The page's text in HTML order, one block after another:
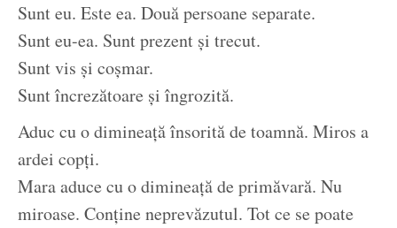
Sunt eu. Este ea. Două persoane separate.
Sunt eu-ea. Sunt prezent și trecut.
Sunt vis și coșmar.
Sunt încrezătoare și îngrozită.
Aduc cu o dimineață însorită de toamnă. Miros a
ardei copți.
Mara aduce cu o dimineață de primăvară. Nu
miroase. Conține neprevăzutul. Tot ce se poate